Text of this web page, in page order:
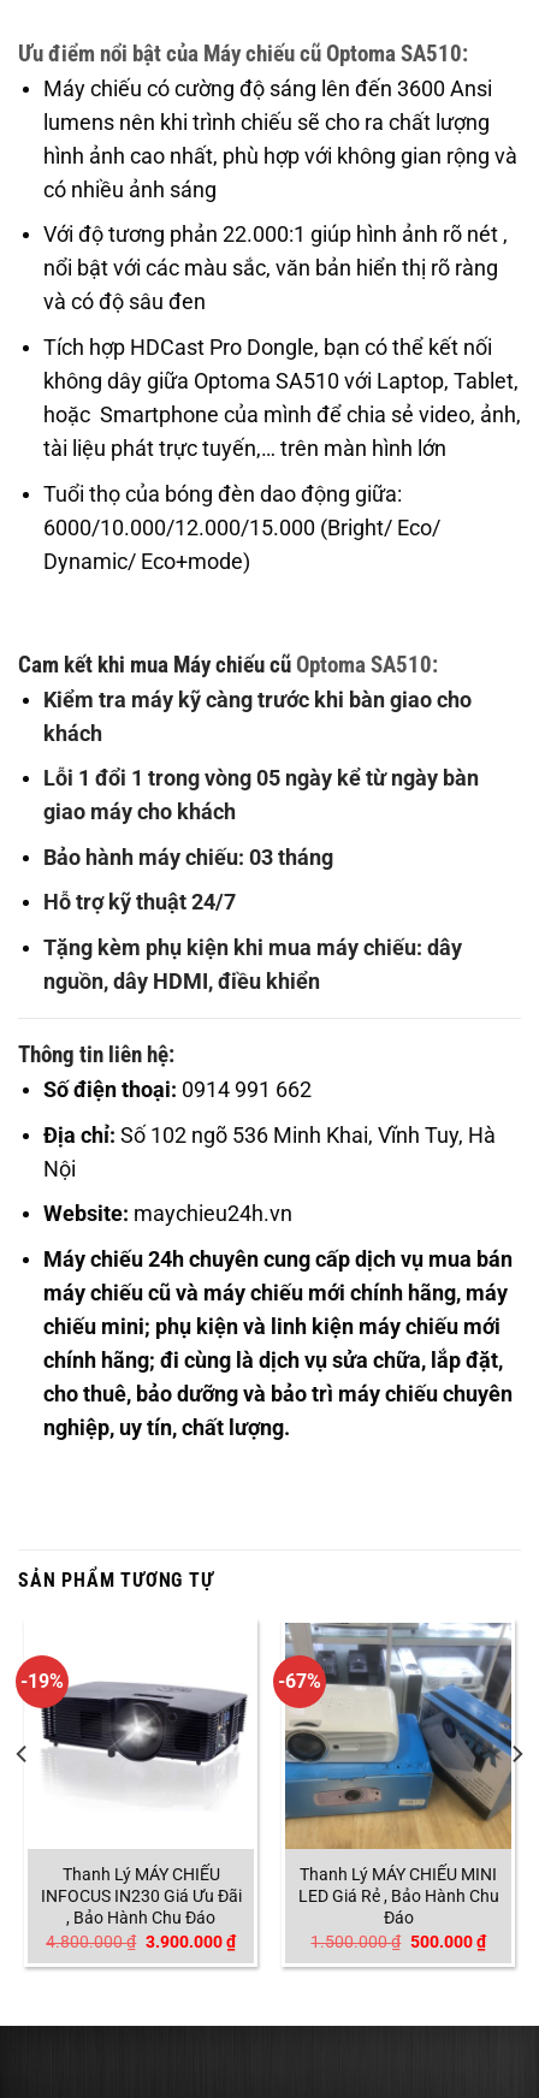
Ưu điểm nổi bật của Máy chiếu cũ Optoma SA510:
Máy chiếu có cường độ sáng lên đến 3600 Ansi
lumens nên khi trình chiếu sẽ cho ra chất lượng
hình ảnh cao nhất, phù hợp với không gian rộng và
có nhiều ảnh sáng
Với độ tương phản 22.000:1 giúp hình ảnh rõ nét ,
nổi bật với các màu sắc, văn bản hiển thị rõ ràng
và có độ sâu đen
Tích hợp HDCast Pro Dongle, bạn có thể kết nối
không dây giữa Optoma SA510 với Laptop, Tablet,
hoặc Smartphone của mình để chia sẻ video, ảnh,
tài liệu phát trực tuyến,… trên màn hình lớn
Tuổi thọ của bóng đèn dao động giữa:
6000/10.000/12.000/15.000 (Bright/ Eco/
Dynamic/ Eco+mode)
Cam kết khi mua Máy chiếu cũ Optoma SA510:
Kiểm tra máy kỹ càng trước khi bàn giao cho
khách
Lỗi 1 đổi 1 trong vòng 05 ngày kể từ ngày bàn
giao máy cho khách
Bảo hành máy chiếu: 03 tháng
Hỗ trợ kỹ thuật 24/7
Tặng kèm phụ kiện khi mua máy chiếu: dây
nguồn, dây HDMI, điều khiển
Thông tin liên hệ:
Số điện thoại: 0914 991 662
Địa chỉ: Số 102 ngõ 536 Minh Khai, Vĩnh Tuy, Hà
Nội
Website: maychieu24h.vn
Máy chiếu 24h chuyên cung cấp dịch vụ mua bán
máy chiếu cũ và máy chiếu mới chính hãng, máy
chiếu mini; phụ kiện và linh kiện máy chiếu mới
chính hãng; đi cùng là dịch vụ sửa chữa, lắp đặt,
cho thuê, bảo dưỡng và bảo trì máy chiếu chuyên
nghiệp, uy tín, chất lượng.
SẢN PHẨM TƯƠNG TỰ
-19%
Thanh Lý MÁY CHIẾU
INFOCUS IN230 Giá Ưu Đãi
, Bảo Hành Chu Đáo
4.800.000₫ Giá
là:
3.900.000₫Giá
hiện
tại
-67%
Thanh Lý MÁY CHIẾU MINI
LED Giá Rẻ , Bảo Hành Chu
Đáo
1.500.000₫ Giá
là:
500.000₫Giá
hiện
tại